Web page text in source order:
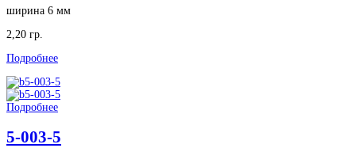
ширина 6 мм
2,20 гр.
Подробнее
Подробнее
5-003-5